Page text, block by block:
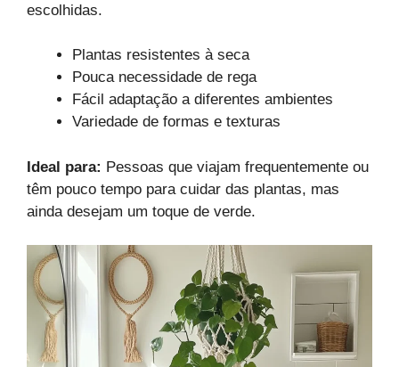
escolhidas.
Plantas resistentes à seca
Pouca necessidade de rega
Fácil adaptação a diferentes ambientes
Variedade de formas e texturas
Ideal para: Pessoas que viajam frequentemente ou
têm pouco tempo para cuidar das plantas, mas
ainda desejam um toque de verde.